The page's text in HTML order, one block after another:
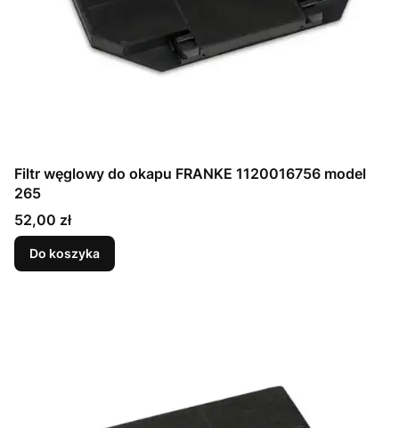
Filtr węglowy do okapu FRANKE 1120016756 model
265
Cena
52,00 zł
Do koszyka